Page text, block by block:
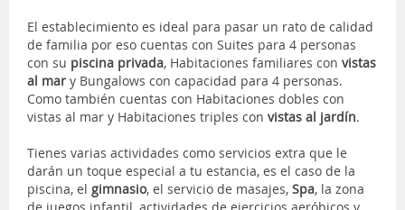
El establecimiento es ideal para pasar un rato de calidad
de familia por eso cuentas con Suites para 4 personas
con su piscina privada, Habitaciones familiares con vistas
al mar y Bungalows con capacidad para 4 personas.
Como también cuentas con Habitaciones dobles con
vistas al mar y Habitaciones triples con vistas al jardín.
Tienes varias actividades como servicios extra que le
darán un toque especial a tu estancia, es el caso de la
piscina, el gimnasio, el servicio de masajes, Spa, la zona